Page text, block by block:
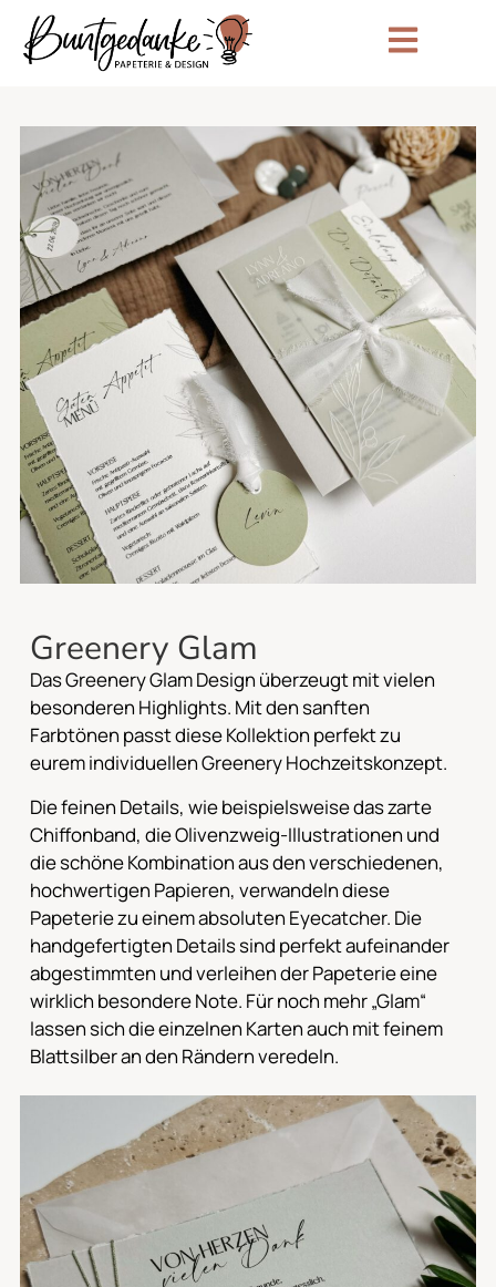
Greenery Glam
Das Greenery Glam Design überzeugt mit vielen
besonderen Highlights. Mit den sanften
Farbtönen passt diese Kollektion perfekt zu
eurem individuellen Greenery Hochzeitskonzept.
Die feinen Details, wie beispielsweise das zarte
Chiffonband, die Olivenzweig-Illustrationen und
die schöne Kombination aus den verschiedenen,
hochwertigen Papieren, verwandeln diese
Papeterie zu einem absoluten Eyecatcher. Die
handgefertigten Details sind perfekt aufeinander
abgestimmten und verleihen der Papeterie eine
wirklich besondere Note. Für noch mehr „Glam“
lassen sich die einzelnen Karten auch mit feinem
Blattsilber an den Rändern veredeln.